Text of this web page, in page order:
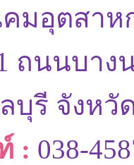
มอุตสาห
ถนนบาง
บุรี จังห
: 038-